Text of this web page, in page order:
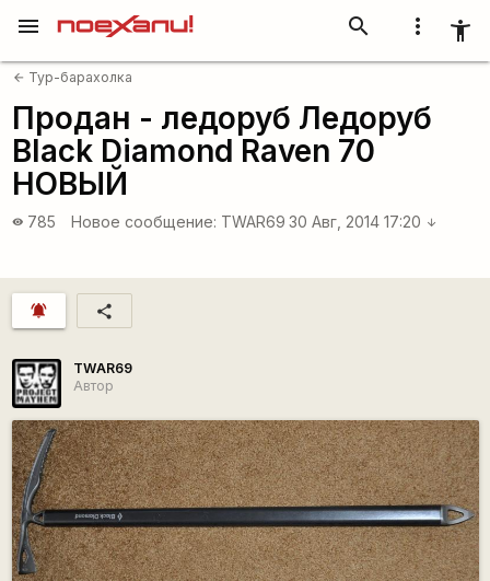
more_vert accessibility_new
search
menu
arrow_back Тур-барахолка
Продан - ледоруб Ледоруб
Black Diamond Raven 70
НОВЫЙ
visibility 785 Новое сообщение: TWAR69 30 Авг, 2014 17:20 arrow_downward
notifications_active share
TWAR69
Автор